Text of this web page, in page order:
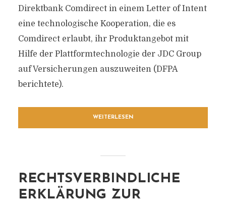
Direktbank Comdirect in einem Letter of Intent
eine technologische Kooperation, die es
Comdirect erlaubt, ihr Produktangebot mit
Hilfe der Plattformtechnologie der JDC Group
auf Versicherungen auszuweiten (DFPA
berichtete).
WEITERLESEN
RECHTSVERBINDLICHE
ERKLÄRUNG ZUR